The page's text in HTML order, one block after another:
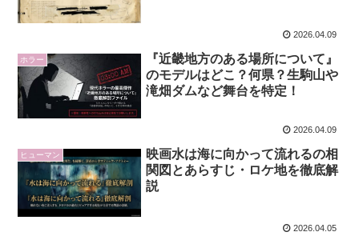
2026.04.09
ホラー
『近畿地方のある場所について』
のモデルはどこ？何県？生駒山や
滝畑ダムなど舞台を特定！
2026.04.09
ヒューマン
映画水は海に向かって流れるの相
関図とあらすじ・ロケ地を徹底解
説
2026.04.05